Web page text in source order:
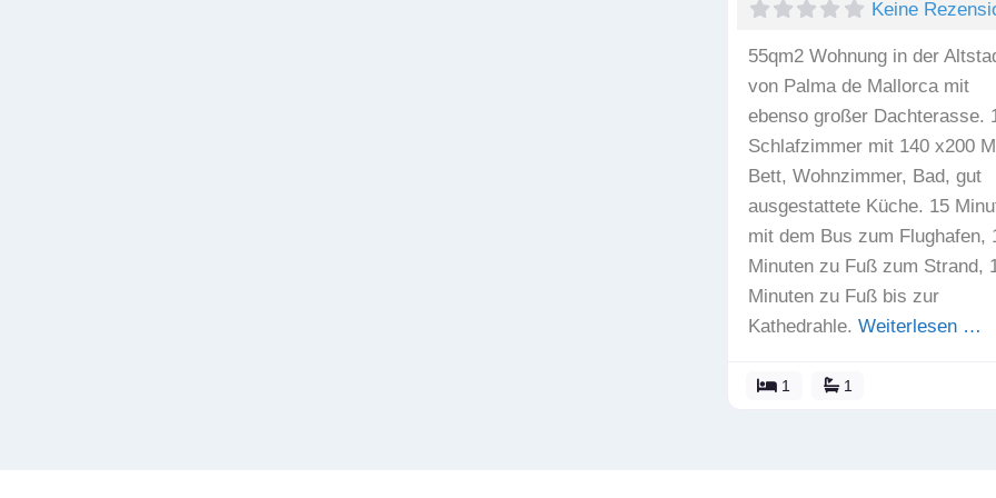
Keine
55qm2 Wohnung in der
von Palma de Mallorca mit
ebenso großer Dachterasse.
Schlafzimmer mit 140 x200
Bett, Wohnzimmer, Bad, gut
ausgestattete Küche. 15
mit dem Bus zum Flughafen,
Minuten zu Fuß zum Strand,
Minuten zu Fuß bis zur
Kathedrahle. Weiterlesen …
1 1